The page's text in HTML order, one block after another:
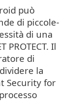
può
di piccole-
di una
PROTECT. Il
di
la
Security for